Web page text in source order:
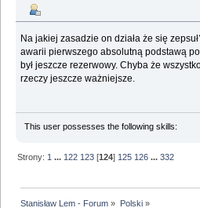
Na jakiej zasadzie on działa że się
awarii pierwszego absolutną podstawą
był jeszcze rezerwowy. Chyba że
rzeczy jeszcze ważniejsze.
This user possesses the following skills:
Strony: 1 ... 122 123 [124] 125 126 ...332
Stanisław Lem - Forum » Polski»